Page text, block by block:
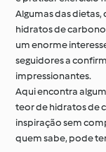
Algumas das
hidratos de
um enorme
seguidores a
impressionantes.
Aqui encontra
teor de hidratos de
inspiração sem
quem sabe, pode